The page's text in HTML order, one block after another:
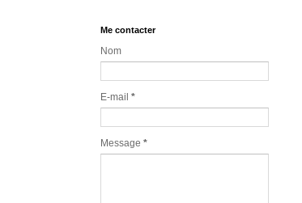
Me contacter
Nom
E-mail *
Message *